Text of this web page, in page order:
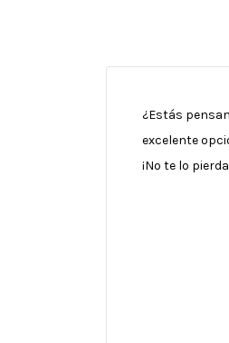
¿Estás
excelente
¡No te lo